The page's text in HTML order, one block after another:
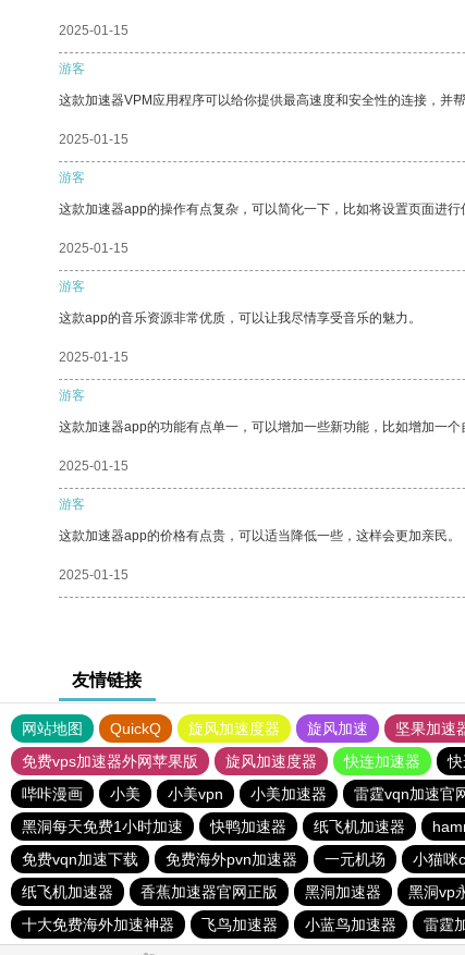
2025-01-15
游客
这款加速器VPM应用程序可以给你提供最高速度和安全性的连接，并
2025-01-15
游客
这款加速器app的操作有点复杂，可以简化一下，比如将设置页面进行
2025-01-15
游客
这款app的音乐资源非常优质，可以让我尽情享受音乐的魅力。
2025-01-15
游客
这款加速器app的功能有点单一，可以增加一些新功能，比如增加一个
2025-01-15
游客
这款加速器app的价格有点贵，可以适当降低一些，这样会更加亲民。
2025-01-15
友情链接
网站地图 QuickQ 旋风加速度器 旋风加速 坚果加速
免费vps加速器外网苹果版
旋风加速度器 快连加速器
哔咔漫画
小美 小美vpn 小美加速器 雷霆vqn加速官
黑洞每天免费1小时加速
快鸭加速器 纸飞机加速器
免费vqn加速下载
免费海外pvn加速器 一元机场 小猫咪
纸飞机加速器
香蕉加速器官网正版 黑洞加速器 黑洞vp
十大免费海外加速神器
飞鸟加速器 小蓝鸟加速器 雷霆